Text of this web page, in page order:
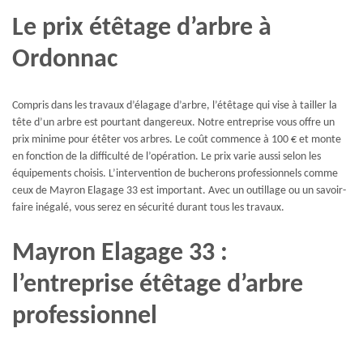
Le prix étêtage d’arbre à
Ordonnac
Compris dans les travaux d’élagage d’arbre, l’étêtage qui vise à tailler la
tête d’un arbre est pourtant dangereux. Notre entreprise vous offre un
prix minime pour étêter vos arbres. Le coût commence à 100 € et monte
en fonction de la difficulté de l’opération. Le prix varie aussi selon les
équipements choisis. L’intervention de bucherons professionnels comme
ceux de Mayron Elagage 33 est important. Avec un outillage ou un savoir-
faire inégalé, vous serez en sécurité durant tous les travaux.
Mayron Elagage 33 :
l’entreprise étêtage d’arbre
professionnel